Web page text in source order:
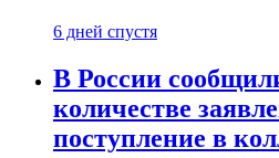
6 дней спустя
В России
количестве
поступление в